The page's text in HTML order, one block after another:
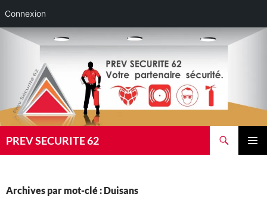
Connexion
Aller
PREV SECURITE 62
Archives par mot-clé : Duisans